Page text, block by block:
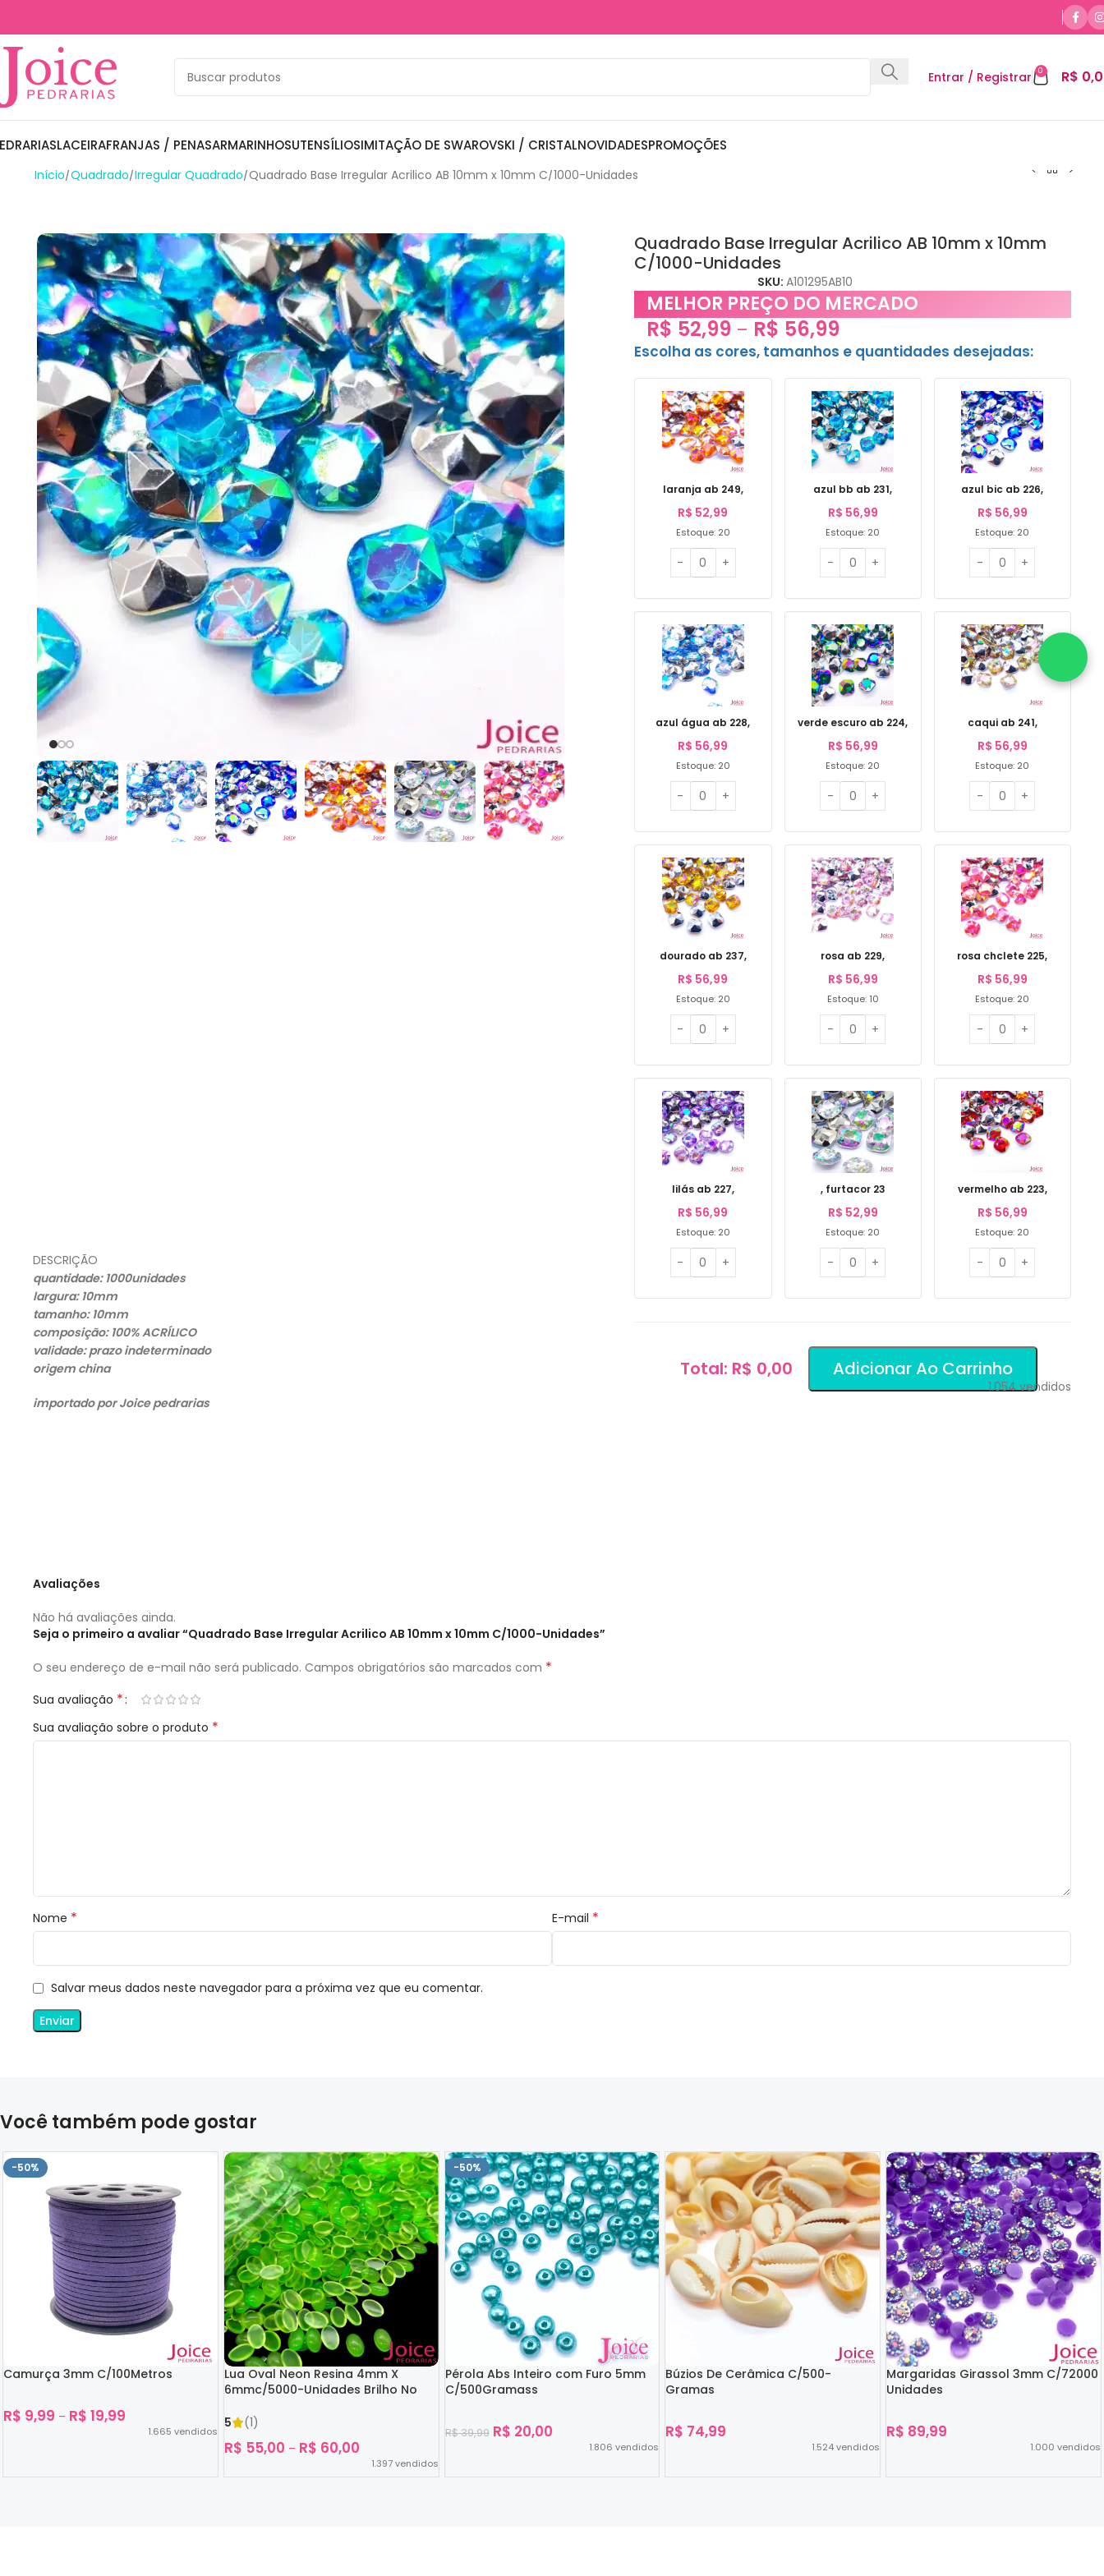
Entrar / Registrar 0 R$
LACEIRAFRANJAS / PENASARMARINHOSUTENSÍLIOSIMITAÇÃO DE SWAROVSKI / CRISTALNOVIDADESPROMOÇÕES
Início Quadrado Irregular Quadrado Quadrado Base Irregular Acrilico AB 10mm x 10mm C/1000-Unidades
DESCRIÇÃO
quantidade: 1000unidades
largura: 10mm
tamanho: 10mm
composição: 100% ACRÍLICO
validade: prazo indeterminado
origem china
importado por Joice pedrarias
Quadrado Base Irregular Acrilico AB 10mm x 10mm
C/1000-Unidades
SKU:A101295AB10
MELHOR PREÇO DO MERCADO
R$ 52,99 – R$ 56,99
Escolha as cores, tamanhos e quantidades desejadas:
laranja ab 249,
R$ 52,99
Estoque: 20
azul bb ab 231,
R$ 56,99
Estoque: 20
azul bic ab 226,
R$ 56,99
Estoque: 20
azul água ab 228,
R$ 56,99
Estoque: 20
verde escuro ab 224,
R$ 56,99
Estoque: 20
caqui ab 241,
R$ 56,99
Estoque: 20
dourado ab 237,
R$ 56,99
Estoque: 20
rosa ab 229,
R$ 56,99
Estoque: 10
rosa chclete 225,
R$ 56,99
Estoque: 20
lilás ab 227,
R$ 56,99
Estoque: 20
, furtacor 23
R$ 52,99
Estoque: 20
vermelho ab 223,
R$ 56,99
Estoque: 20
Total: R$ 0,00 Adicionar Ao Carrinho
1.054vendidos
Avaliações
Não há avaliações ainda.
Seja o primeiro a avaliar “Quadrado Base Irregular Acrilico AB 10mm x 10mm C/1000-Unidades”
O seu endereço de e-mail não será publicado. Campos obrigatórios são marcados com *
Sua avaliação *
Sua avaliação sobre o produto *
Nome * E-mail *
Salvar meus dados neste navegador para a próxima vez que eu comentar.
Você também pode gostar
-50%
Camurça 3mm C/100Metros
R$ 9,99 – R$ 19,99
1.665 vendidos
Lua Oval Neon Resina 4mm X
6mmc/5000-Unidades Brilho No
5
(1)
R$ 55,00 – R$ 60,00
1.397vendidos
-50%
Pérola Abs Inteiro com Furo 5mm
C/500Gramass
R$39,99 R$ 20,00
1.806 vendidos
Búzios De Cerâmica C/500-
Gramas
R$ 74,99
1.524vendidos
Margaridas Girassol 3mm C/72000
Unidades
R$ 89,99
1.000 vendidos